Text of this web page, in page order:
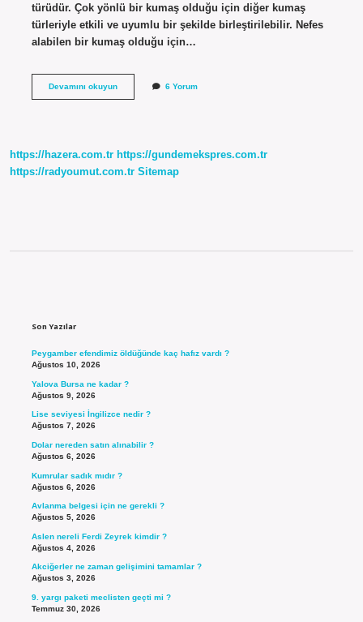
türüdür. Çok yönlü bir kumaş olduğu için diğer kumaş
türleriyle etkili ve uyumlu bir şekilde birleştirilebilir. Nefes
alabilen bir kumaş olduğu için…
Devamını okuyunRayon
6 Yorum
https://hazera.com.tr https://gundemekspres.com.tr
https://radyoumut.com.tr Sitemap
Son Yazılar
Peygamber efendimiz öldüğünde kaç hafız vardı ?
Ağustos 10, 2026
Yalova Bursa ne kadar ?
Ağustos 9, 2026
Lise seviyesi İngilizce nedir ?
Ağustos 7, 2026
Dolar nereden satın alınabilir ?
Ağustos 6, 2026
Kumrular sadık mıdır ?
Ağustos 6, 2026
Avlanma belgesi için ne gerekli ?
Ağustos 5, 2026
Aslen nereli Ferdi Zeyrek kimdir ?
Ağustos 4, 2026
Akciğerler ne zaman gelişimini tamamlar ?
Ağustos 3, 2026
9. yargı paketi meclisten geçti mi ?
Temmuz 30, 2026